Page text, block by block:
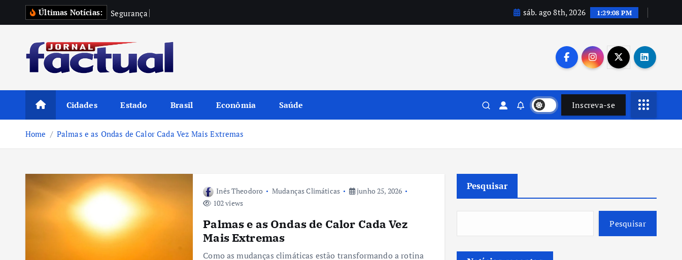
c
Últimas Notícias: Segurança sáb. ago 8th, 2026 1:29:09 PM
Cidades Estado Brasil Econômia Saúde Inscreva-se
Home Palmas e as Ondas de Calor Cada Vez Mais Extremas
Inês Theodoro Mudanças Climáticas
junho 25, 2026
102 views
Palmas e as Ondas de Calor Cada Vez
Mais Extremas
Como as mudanças climáticas estão transformando a rotina
Pesquisar
Pesquisar